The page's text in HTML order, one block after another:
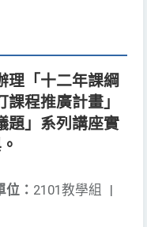
理「十二年課綱
程推廣計畫」
題」系列講座實
位： 2101教學組 |